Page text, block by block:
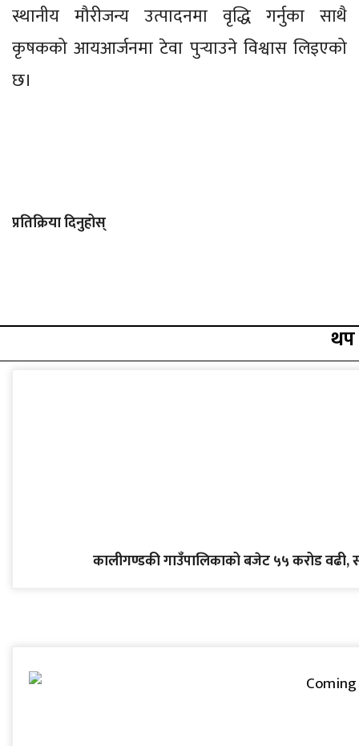
स्थानीय मौरीजन्य उत्पादनमा वृद्धि गर्नुका साथै
कृषकको आयआर्जनमा टेवा पुर्‍याउने विश्वास लिइएको
छ।
प्रतिक्रिया दिनुहोस्
थप
कालीगण्डकी गाउँपालिकाको बजेट ५५ करोड वढी,